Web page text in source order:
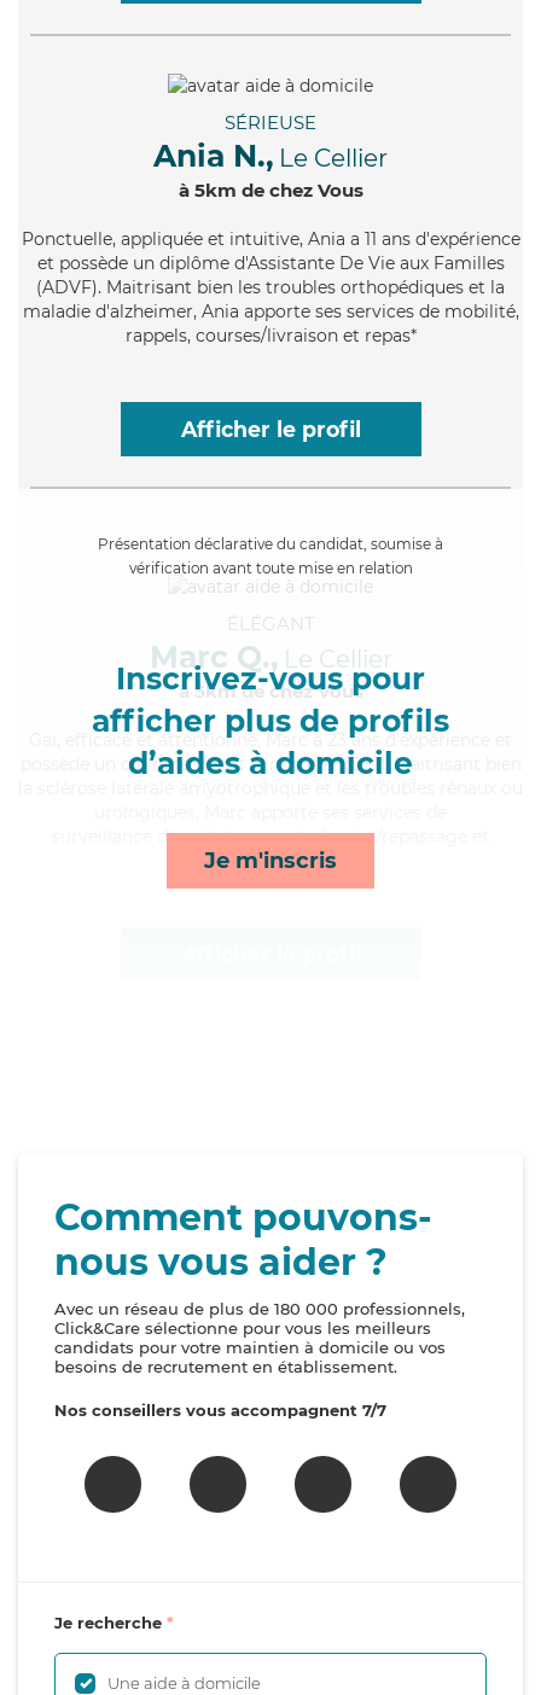
SÉRIEUSE
Ania N., Le Cellier
à 5km de chez Vous
Ponctuelle, appliquée et intuitive, Ania a 11 ans d'expérience
et possède un diplôme d'Assistante De Vie aux Familles
(ADVF). Maitrisant bien les troubles orthopédiques et la
maladie d'alzheimer, Ania apporte ses services de mobilité,
rappels, courses/livraison et repas*
Afficher le profil
Présentation déclarative du candidat, soumise à
vérification avant toute mise en relation
Inscrivez-vous pour
afficher plus de profils
d’aides à domicile
Je m'inscris
ÉLÉGANT
Marc Q., Le Cellier
à 5km de chez Vous
, efficace et attentionné, Marc a 23 ans d'expérience et
possède un diplôme d'Etat d'infirmier (DEI). Maitrisant bien
surveillance de nuit, transports, lessive/repassage et
activités*
Comment pouvons-
nous vous aider ?
Avec un réseau de plus de 180 000 professionnels,
Click&Care sélectionne pour vous les meilleurs
candidats pour votre maintien à domicile ou vos
besoins de recrutement en établissement.
Nos conseillers vous accompagnent 7/7
Je recherche
Une aide à domicile